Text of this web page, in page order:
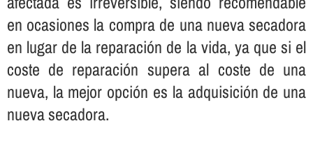
en ocasiones la compra de una nueva secadora
en lugar de la reparación de la vida, ya que si el
coste de reparación supera al coste de una
nueva, la mejor opción es la adquisición de una
nueva secadora.